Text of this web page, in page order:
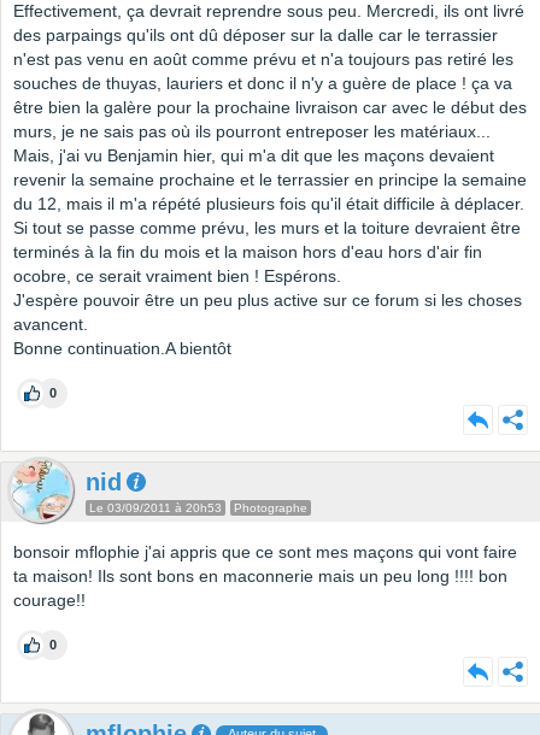
Effectivement, ça devrait reprendre sous peu. Mercredi, ils ont livré
des parpaings qu'ils ont dû déposer sur la dalle car le terrassier
n'est pas venu en août comme prévu et n'a toujours pas retiré les
souches de thuyas, lauriers et donc il n'y a guère de place ! ça va
être bien la galère pour la prochaine livraison car avec le début des
murs, je ne sais pas où ils pourront entreposer les matériaux...
Mais, j'ai vu Benjamin hier, qui m'a dit que les maçons devaient
revenir la semaine prochaine et le terrassier en principe la semaine
du 12, mais il m'a répété plusieurs fois qu'il était difficile à déplacer.
Si tout se passe comme prévu, les murs et la toiture devraient être
terminés à la fin du mois et la maison hors d'eau hors d'air fin
ocobre, ce serait vraiment bien ! Espérons.
J'espère pouvoir être un peu plus active sur ce forum si les choses
avancent.
Bonne continuation.A bientôt
0
nid
Le 03/09/2011 à 20h53 Photographe
bonsoir mflophie j'ai appris que ce sont mes maçons qui vont faire
ta maison! Ils sont bons en maconnerie mais un peu long !!!! bon
courage!!
0